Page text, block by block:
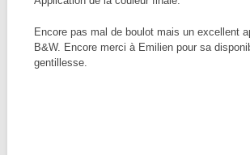
Encore pas mal de boulot mais un excellent
B&W. Encore merci à Emilien pour sa
gentillesse.